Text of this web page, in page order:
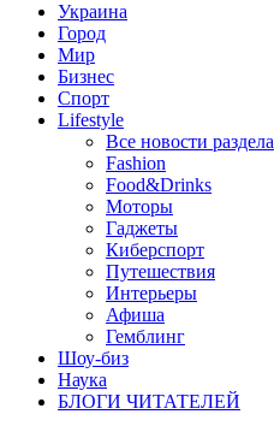
Украина
Город
Мир
Бизнес
Спорт
Lifestyle
Все новости раздела
Fashion
Food&Drinks
Моторы
Гаджеты
Киберспорт
Путешествия
Интерьеры
Афиша
Гемблинг
Шоу-биз
Наука
БЛОГИ ЧИТАТЕЛЕЙ